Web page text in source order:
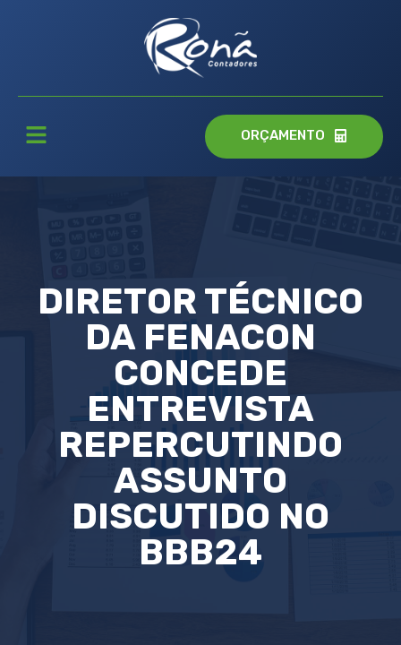
ORÇAMENTO
DIRETOR TÉCNICO
DA FENACON
CONCEDE
ENTREVISTA
REPERCUTINDO
ASSUNTO
DISCUTIDO NO
BBB24